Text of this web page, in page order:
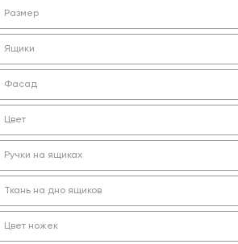
Размер
Ящики
Фасад
Цвет
Ручки на ящиках
Ткань на дно ящиков
Цвет ножек